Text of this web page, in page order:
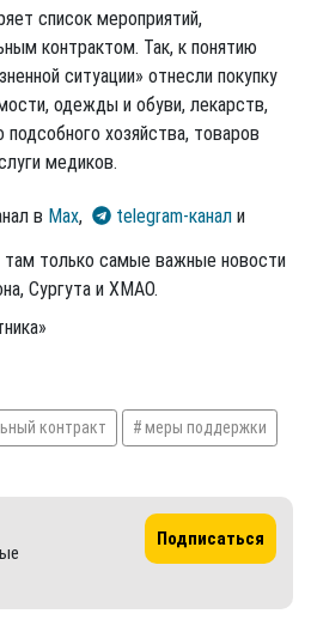
список мероприятий,
контрактом. Так, к понятию
ситуации» отнесли покупку
одежды и обуви, лекарств,
хозяйства, товаров
медиков.
в Max, telegram-канал и
там только самые важные новости
Сургута и ХМАО.
контракт меры поддержки
Подписаться